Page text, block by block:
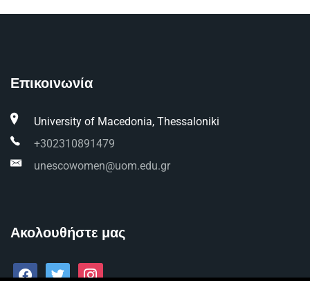
Επικοινωνία
University of Macedonia, Thessaloniki
+302310891479
unescowomen@uom.edu.gr
Ακολουθήστε μας